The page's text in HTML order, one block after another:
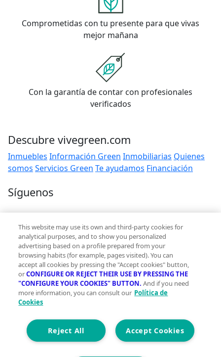
Comprometidas con tu presente para que vivas
mejor mañana
Con la garantía de contar con profesionales
verificados
Descubre vivegreen.com
Inmuebles Información Green Inmobiliarias Quienes
somos Servicios Green Te ayudamos Financiación
Síguenos
Contacto
hola@vivegreen.com
Aviso Legal
Condiciones de uso
Politica de privacidad
Política de cookies
Accesibilidad
This website may use its own and third-party cookies for
analytical purposes, and to show you personalized
advertising based on a profile prepared from your
browsing habits (for example, pages visited). You can
accept all cookies by pressing the "Accept cookies" button,
orCONFIGURE OR REJECT THEIR USE BY PRESSING THE
"CONFIGURE YOUR COOKIES" BUTTON. And if you need
more information, you can consult our Política de
Cookies
Accept Cookies
Reject All